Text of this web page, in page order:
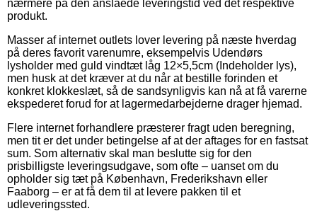
nærmere på den anslåede leveringstid ved det respektive
produkt.
Masser af internet outlets lover levering på næste hverdag
på deres favorit varenumre, eksempelvis Udendørs
lysholder med guld vindtæt låg 12×5,5cm (Indeholder lys),
men husk at det kræver at du når at bestille forinden et
konkret klokkeslæt, så de sandsynligvis kan nå at få varerne
ekspederet forud for at lagermedarbejderne drager hjemad.
Flere internet forhandlere præsterer fragt uden beregning,
men tit er det under betingelse af at der aftages for en fastsat
sum. Som alternativ skal man beslutte sig for den
prisbilligste leveringsudgave, som ofte – uanset om du
opholder sig tæt på København, Frederikshavn eller
Faaborg – er at få dem til at levere pakken til et
udleveringssted.